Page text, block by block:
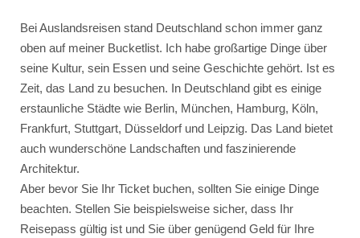
Bei Auslandsreisen stand Deutschland schon immer ganz
oben auf meiner Bucketlist. Ich habe großartige Dinge über
seine Kultur, sein Essen und seine Geschichte gehört. Ist es
Zeit, das Land zu besuchen. In Deutschland gibt es einige
erstaunliche Städte wie Berlin, München, Hamburg, Köln,
Frankfurt, Stuttgart, Düsseldorf und Leipzig. Das Land bietet
auch wunderschöne Landschaften und faszinierende
Architektur.
Aber bevor Sie Ihr Ticket buchen, sollten Sie einige Dinge
beachten. Stellen Sie beispielsweise sicher, dass Ihr
Reisepass gültig ist und Sie über genügend Geld für Ihre